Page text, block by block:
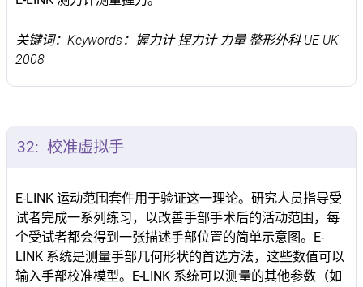
关键词：Keywords：握力计 捏力计 力量 整形外科 UE UK
2008
32: 校准虚拟手
E-LINK 运动范围套件用于验证这一理论。研究人员指导受
试者完成一系列练习，以改善手部手术后的活动范围，每
个受试者都会得到一张描述手部位置的简单示意图。E-
LINK 系统是测量手部几何形状的首选方法，这些数值可以
输入手部校准模型。E-LINK 系统可以测量的其他参数（如